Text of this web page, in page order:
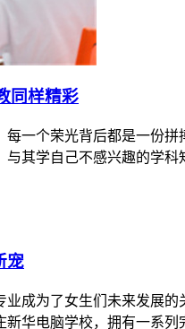
同样精彩
一个荣光背后都是一份
其学自己不感兴趣的学
宠
成为了女生们未来发展
华电脑学校，拥有一系